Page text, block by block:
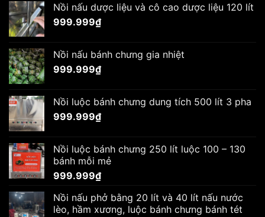
Nồi nấu dược liệu và cô cao dược liệu 120 lít
999.999₫
Nồi nấu bánh chưng gia nhiệt
999.999₫
Nồi luộc bánh chưng dung tích 500 lít 3 pha
999.999₫
Nồi luộc bánh chưng 250 lít luộc 100 – 130
bánh mỗi mẻ
999.999₫
Nồi nấu phở bằng 20 lít và 40 lít nấu nước
lèo, hầm xương, luộc bánh chưng bánh tét